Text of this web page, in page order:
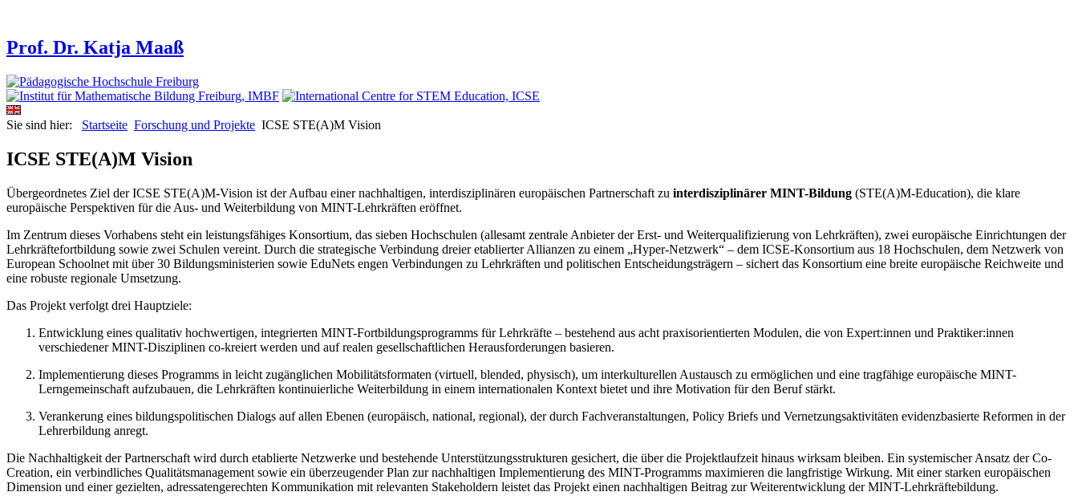
Prof. Dr. Katja Maaß
Sie sind hier: Startseite Forschung und Projekte ICSE STE(A)M Vision
ICSE STE(A)M Vision
Übergeordnetes Ziel der ICSE STE(A)M-Vision ist der Aufbau einer nachhaltigen, interdisziplinären europäischen Partnerschaft zu interdisziplinärer MINT-Bildung (STE(A)M-Education), die klare
europäische Perspektiven für die Aus- und Weiterbildung von MINT-Lehrkräften eröffnet.
Im Zentrum dieses Vorhabens steht ein leistungsfähiges Konsortium, das sieben Hochschulen (allesamt zentrale Anbieter der Erst- und Weiterqualifizierung von Lehrkräften), zwei europäische Einrichtungen der
Lehrkräftefortbildung sowie zwei Schulen vereint. Durch die strategische Verbindung dreier etablierter Allianzen zu einem „Hyper-Netzwerk“ – dem ICSE-Konsortium aus 18 Hochschulen, dem Netzwerk von
European Schoolnet mit über 30 Bildungsministerien sowie EduNets engen Verbindungen zu Lehrkräften und politischen Entscheidungsträgern – sichert das Konsortium eine breite europäische Reichweite und
eine robuste regionale Umsetzung.
Das Projekt verfolgt drei Hauptziele:
Entwicklung eines qualitativ hochwertigen, integrierten MINT-Fortbildungsprogramms für Lehrkräfte – bestehend aus acht praxisorientierten Modulen, die von Expert:innen und Praktiker:innen
verschiedener MINT-Disziplinen co-kreiert werden und auf realen gesellschaftlichen Herausforderungen basieren.
Implementierung dieses Programms in leicht zugänglichen Mobilitätsformaten (virtuell, blended, physisch), um interkulturellen Austausch zu ermöglichen und eine tragfähige europäische MINT-
Lerngemeinschaft aufzubauen, die Lehrkräften kontinuierliche Weiterbildung in einem internationalen Kontext bietet und ihre Motivation für den Beruf stärkt.
Verankerung eines bildungspolitischen Dialogs auf allen Ebenen (europäisch, national, regional), der durch Fachveranstaltungen, Policy Briefs und Vernetzungsaktivitäten evidenzbasierte Reformen in der
Lehrerbildung anregt.
Die Nachhaltigkeit der Partnerschaft wird durch etablierte Netzwerke und bestehende Unterstützungsstrukturen gesichert, die über die Projektlaufzeit hinaus wirksam bleiben. Ein systemischer Ansatz der Co-
Creation, ein verbindliches Qualitätsmanagement sowie ein überzeugender Plan zur nachhaltigen Implementierung des MINT-Programms maximieren die langfristige Wirkung. Mit einer starken europäischen
Dimension und einer gezielten, adressatengerechten Kommunikation mit relevanten Stakeholdern leistet das Projekt einen nachhaltigen Beitrag zur Weiterentwicklung der MINT-Lehrkräftebildung.